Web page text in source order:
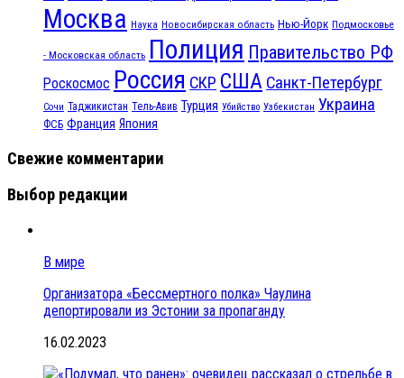
Москва Наука Новосибирская область Нью-Йорк Подмосковье
- Московская область Полиция Правительство РФ
Роскосмос Россия СКР США Санкт-Петербург
Сочи Таджикистан Тель-Авив Турция Убийство Узбекистан Украина
ФСБ Франция Япония
Свежие комментарии
Выбор редакции
В мире
Организатора «Бессмертного полка» Чаулина
депортировали из Эстонии за пропаганду
16.02.2023